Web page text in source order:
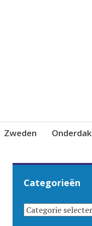
Zweden Onderdak
Categorieën
CATEGORIEËN